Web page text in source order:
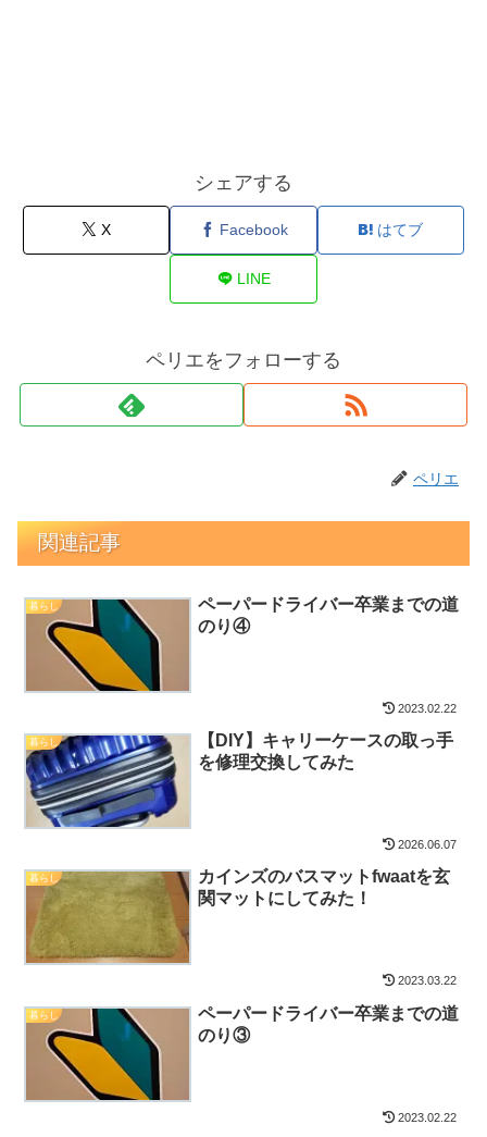
シェアする
X Facebook はてブ
LINE
ペリエをフォローする
ペリエ
関連記事
暮らし
ペーパードライバー卒業までの道
のり④
2023.02.22
暮らし
【DIY】キャリーケースの取っ手
を修理交換してみた
2026.06.07
暮らし
カインズのバスマットfwaatを玄
関マットにしてみた！
2023.03.22
暮らし
ペーパードライバー卒業までの道
のり③
2023.02.22